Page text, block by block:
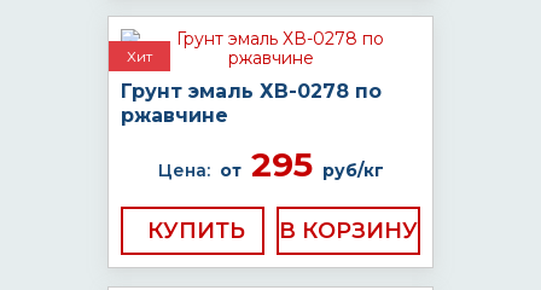
Хит
Грунт эмаль ХВ-0278 по
ржавчине
Цена: от295 руб/кг
КУПИТЬ